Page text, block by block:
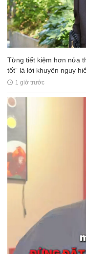
Từng tiết kiệm hơn nửa
tốt” là lời khuyên nguy
1 giờ trước